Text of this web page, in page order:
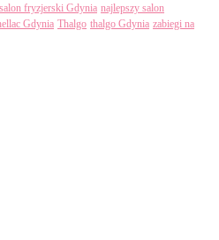
fryzjerski Gdynia najlepszy salon
Gdynia Thalgo thalgo Gdynia zabiegi na